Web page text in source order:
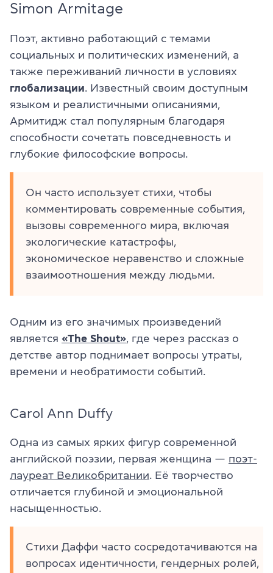
Simon Armitage
Поэт, активно работающий с темами
социальных и политических изменений, а
также переживаний личности в условиях
глобализации. Известный своим доступным
языком и реалистичными описаниями,
Армитидж стал популярным благодаря
способности сочетать повседневность и
глубокие философские вопросы.
Он часто использует стихи, чтобы
комментировать современные события,
вызовы современного мира, включая
экологические катастрофы,
экономическое неравенство и сложные
взаимоотношения между людьми.
Одним из его значимых произведений
является «The Shout», где через рассказ о
детстве автор поднимает вопросы утраты,
времени и необратимости событий.
Carol Ann Duffy
Одна из самых ярких фигур современной
английской поэзии, первая женщина — поэт-
лауреат Великобритании. Её творчество
отличается глубиной и эмоциональной
насыщенностью.
Стихи Даффи часто сосредотачиваются на
вопросах идентичности, гендерных ролей,